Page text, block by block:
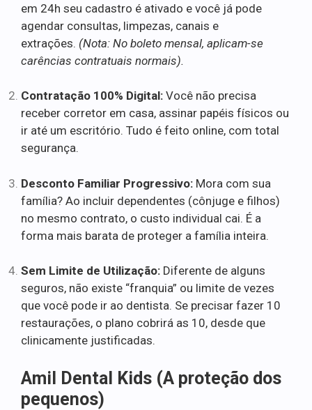
em 24h seu cadastro é ativado e você já pode
agendar consultas, limpezas, canais e
extrações. (Nota: No boleto mensal, aplicam-se
carências contratuais normais).
Contratação 100% Digital: Você não precisa
receber corretor em casa, assinar papéis físicos ou
ir até um escritório. Tudo é feito online, com total
segurança.
Desconto Familiar Progressivo: Mora com sua
família? Ao incluir dependentes (cônjuge e filhos)
no mesmo contrato, o custo individual cai. É a
forma mais barata de proteger a família inteira.
Sem Limite de Utilização: Diferente de alguns
seguros, não existe “franquia” ou limite de vezes
que você pode ir ao dentista. Se precisar fazer 10
restaurações, o plano cobrirá as 10, desde que
clinicamente justificadas.
Amil Dental Kids (A proteção dos
pequenos)